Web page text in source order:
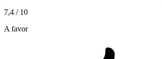
7,4 / 10
A favor